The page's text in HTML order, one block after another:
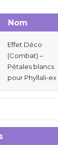
Nom
Effet Déco
(Combat) –
Pétales blancs
pour Phyllali-ex